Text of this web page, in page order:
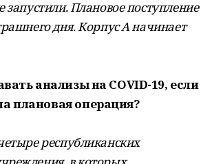
запустили. Плановое поступление
дня. Корпус А начинает
анализы на COVID-19, если
плановая операция?
республиканских